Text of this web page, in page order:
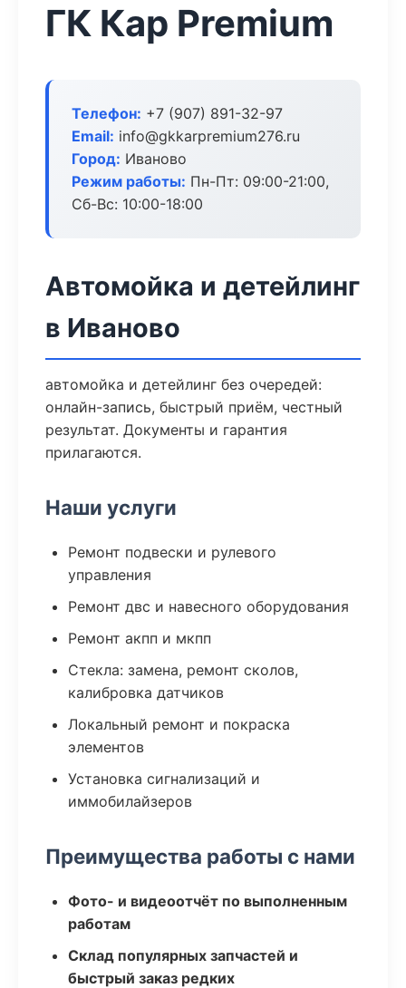
ГК Кар Premium
Телефон: +7 (907) 891-32-97
Email: info@gkkarpremium276.ru
Город: Иваново
Режим работы: Пн-Пт: 09:00-21:00,
Сб-Вс: 10:00-18:00
Автомойка и детейлинг
в Иваново
автомойка и детейлинг без очередей:
онлайн-запись, быстрый приём, честный
результат. Документы и гарантия
прилагаются.
Наши услуги
Ремонт подвески и рулевого
управления
Ремонт двс и навесного оборудования
Ремонт акпп и мкпп
Стекла: замена, ремонт сколов,
калибровка датчиков
Локальный ремонт и покраска
элементов
Установка сигнализаций и
иммобилайзеров
Преимущества работы с нами
Фото- и видеоотчёт по выполненным
работам
Склад популярных запчастей и
быстрый заказ редких